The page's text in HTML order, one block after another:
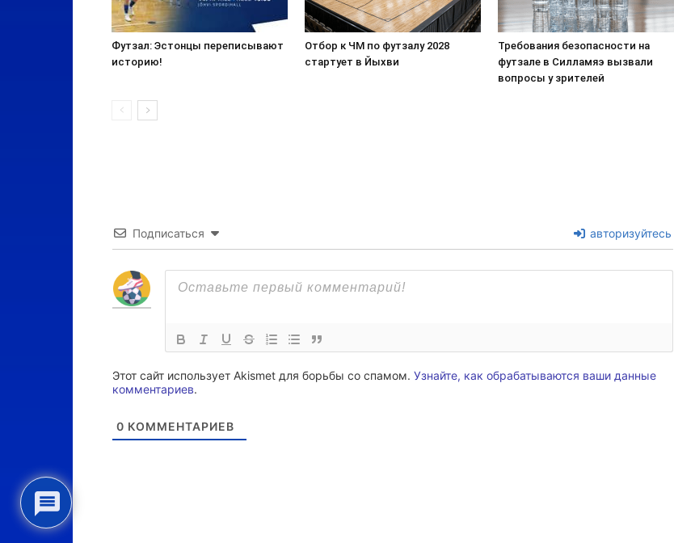
Футзал: Эстонцы переписывают
историю!
Отбор к ЧМ по футзалу 2028
стартует в Йыхви
Требования безопасности на
футзале в Силламяэ вызвали
вопросы у зрителей
Подписаться авторизуйтесь
Этот сайт использует Akismet для борьбы со спамом. Узнайте, как обрабатываются ваши данные
комментариев.
0 КОММЕНТАРИЕВ